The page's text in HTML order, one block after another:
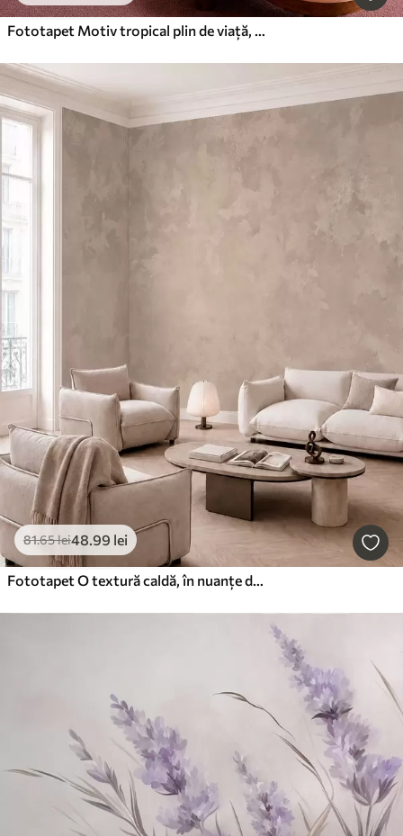
Fototapet Motiv tropical plin de viață, cu flori, frunze și fructe colorate
81.65lei48.99 lei
Fototapet O textură caldă, în nuanțe de bej-migdal, cu tranziții tonale naturale și delicate